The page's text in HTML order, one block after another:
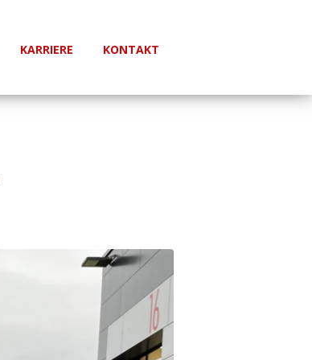
KARRIERE KONTAKT